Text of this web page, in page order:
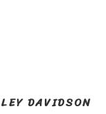
DAVIDSON